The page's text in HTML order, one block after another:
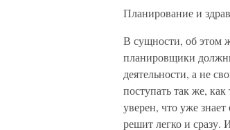
Планирование и
В сущности, об этом
планировщики
деятельности, а не
поступать так же,
уверен, что уже
решит легко и сразу.